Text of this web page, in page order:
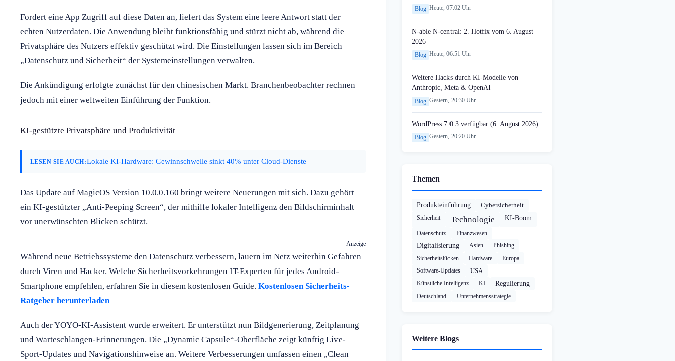
Fordert eine App Zugriff auf diese Daten an, liefert das System eine leere Antwort statt der
echten Nutzerdaten. Die Anwendung bleibt funktionsfähig und stürzt nicht ab, während die
Privatsphäre des Nutzers effektiv geschützt wird. Die Einstellungen lassen sich im Bereich
„Datenschutz und Sicherheit“ der Systemeinstellungen verwalten.
Die Ankündigung erfolgte zunächst für den chinesischen Markt. Branchenbeobachter rechnen
jedoch mit einer weltweiten Einführung der Funktion.
KI-gestützte Privatsphäre und Produktivität
LESEN SIE AUCH:Lokale KI-Hardware: Gewinnschwelle sinkt 40% unter Cloud-Dienste
Das Update auf MagicOS Version 10.0.0.160 bringt weitere Neuerungen mit sich. Dazu gehört
ein KI-gestützter „Anti-Peeping Screen“, der mithilfe lokaler Intelligenz den Bildschirminhalt
vor unerwünschten Blicken schützt.
Anzeige
Während neue Betriebssysteme den Datenschutz verbessern, lauern im Netz weiterhin Gefahren
durch Viren und Hacker. Welche Sicherheitsvorkehrungen IT-Experten für jedes Android-
Smartphone empfehlen, erfahren Sie in diesem kostenlosen Guide. Kostenlosen Sicherheits-
Ratgeber herunterladen
Auch der YOYO-KI-Assistent wurde erweitert. Er unterstützt nun Bildgenerierung, Zeitplanung
und Warteschlangen-Erinnerungen. Die „Dynamic Capsule“-Oberfläche zeigt künftig Live-
Sport-Updates und Navigationshinweise an. Weitere Verbesserungen umfassen einen „Clean
Blog Heute, 07:02 Uhr
N-able N-central: 2. Hotfix vom 6. August
2026
Blog Heute, 06:51 Uhr
Weitere Hacks durch KI-Modelle von
Anthropic, Meta & OpenAI
Blog Gestern, 20:30 Uhr
WordPress 7.0.3 verfügbar (6. August 2026)
Blog Gestern, 20:20 Uhr
Themen
Produkteinführung Cybersicherheit
Sicherheit Technologie KI-Boom
Datenschutz Finanzwesen
Digitalisierung Asien
Phishing
Sicherheitslücken
Hardware
Europa
Software-Updates
USA
Künstliche Intelligenz KI Regulierung
Deutschland Unternehmensstrategie
Weitere Blogs